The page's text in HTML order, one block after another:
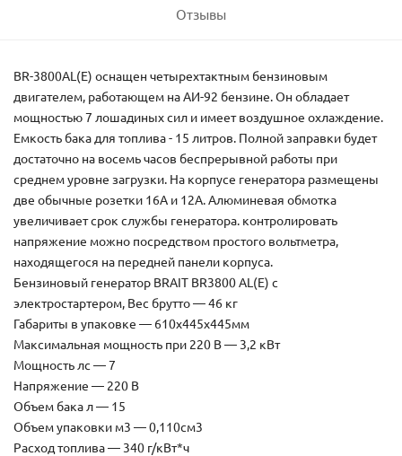
Отзывы
BR-3800AL(Е) оснащен четырехтактным бензиновым
двигателем, работающем на АИ-92 бензине. Он обладает
мощностью 7 лошадиных сил и имеет воздушное охлаждение.
Емкость бака для топлива - 15 литров. Полной заправки будет
достаточно на восемь часов беспрерывной работы при
среднем уровне загрузки. На корпусе генератора размещены
две обычные розетки 16А и 12А. Алюминевая обмотка
увеличивает срок службы генератора. контролировать
напряжение можно посредством простого вольтметра,
находящегося на передней панели корпуса.
Бензиновый генератор BRAIT BR3800 AL(E) с
электростартером, Вес брутто — 46 кг
Габариты в упаковке — 610х445х445мм
Максимальная мощность при 220 В — 3,2 кВт
Мощность лс — 7
Напряжение — 220 В
Объем бака л — 15
Объем упаковки м3 — 0,110см3
Расход топлива — 340 г/кВт*ч